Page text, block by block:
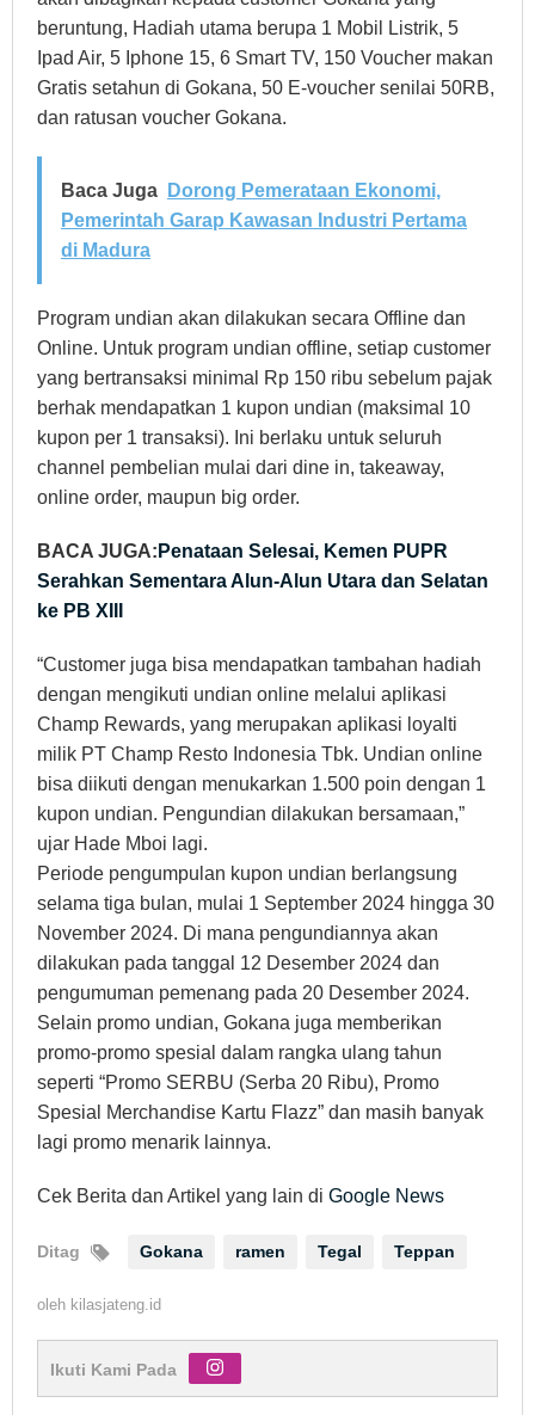
beruntung, Hadiah utama berupa 1 Mobil Listrik, 5
Ipad Air, 5 Iphone 15, 6 Smart TV, 150 Voucher makan
Gratis setahun di Gokana, 50 E-voucher senilai 50RB,
dan ratusan voucher Gokana.
Baca Juga
Dorong Pemerataan Ekonomi,
Pemerintah Garap Kawasan Industri Pertama
di Madura
Program undian akan dilakukan secara Offline dan
Online. Untuk program undian offline, setiap customer
yang bertransaksi minimal Rp 150 ribu sebelum pajak
berhak mendapatkan 1 kupon undian (maksimal 10
kupon per 1 transaksi). Ini berlaku untuk seluruh
channel pembelian mulai dari dine in, takeaway,
online order, maupun big order.
BACA JUGA: Penataan Selesai, Kemen PUPR
Serahkan Sementara Alun-Alun Utara dan Selatan
ke PB XIII
“Customer juga bisa mendapatkan tambahan hadiah
dengan mengikuti undian online melalui aplikasi
Champ Rewards, yang merupakan aplikasi loyalti
milik PT Champ Resto Indonesia Tbk. Undian online
bisa diikuti dengan menukarkan 1.500 poin dengan 1
kupon undian. Pengundian dilakukan bersamaan,”
ujar Hade Mboi lagi.
Periode pengumpulan kupon undian berlangsung
selama tiga bulan, mulai 1 September 2024 hingga 30
November 2024. Di mana pengundiannya akan
dilakukan pada tanggal 12 Desember 2024 dan
pengumuman pemenang pada 20 Desember 2024.
Selain promo undian, Gokana juga memberikan
promo-promo spesial dalam rangka ulang tahun
seperti “Promo SERBU (Serba 20 Ribu), Promo
Spesial Merchandise Kartu Flazz” dan masih banyak
lagi promo menarik lainnya.
Cek Berita dan Artikel yang lain di Google News
Ditag Gokana ramen Tegal Teppan
oleh kilasjateng.id
Ikuti Kami Pada